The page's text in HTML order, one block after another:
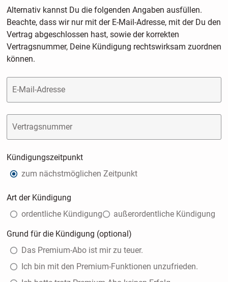
Alternativ kannst Du die folgenden Angaben ausfüllen.
Beachte, dass wir nur mit der E-Mail-Adresse, mit der Du den
Vertrag abgeschlossen hast, sowie der korrekten
Vertragsnummer, Deine Kündigung rechtswirksam zuordnen
können.
E-Mail-Adresse
Vertragsnummer
Kündigungszeitpunkt
zum nächstmöglichen Zeitpunkt
Art der Kündigung
ordentliche Kündigung
außerordentliche Kündigung
Grund für die Kündigung (optional)
Das Premium-Abo ist mir zu teuer.
Ich bin mit den Premium-Funktionen unzufrieden.